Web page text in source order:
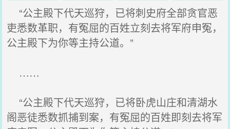
“公主殿下代天巡狩，已将刺史府全部贪官恶
吏悉数革职，有冤屈的百姓立刻去将军府申冤，
公主殿下为你等主持公道。”
……
“公主殿下代天巡狩，已将卧虎山庄和清湖水
阁恶徒悉数抓捕到案，有冤屈的百姓即刻去将军